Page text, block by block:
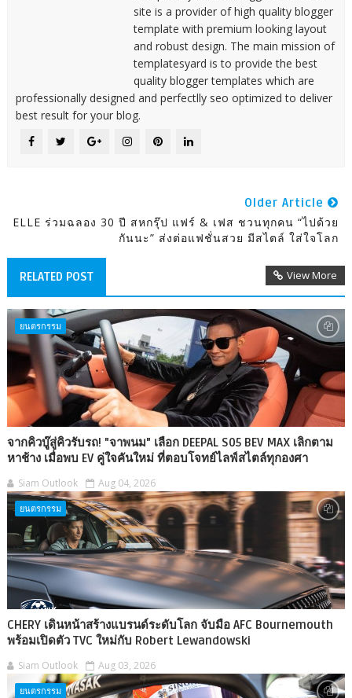
site is a provider of high quality blogger
template with premium looking layout
and robust design. The main mission of
templatesyard is to provide the best
quality blogger templates which are
professionally designed and perfectlly seo optimized to deliver
best result for your blog.
Older Article
ELLE ร่วมฉลอง 30 ปี สหกรุ๊ป แฟร์ & เฟส ชวนทุกคน “ไปด้วย
กันนะ” ส่งต่อแฟชั่นสวย มีสไตล์ ใส่ใจโลก
RELATED POST View More
ยนตรกรรม
จากคิวบู๊สู่คิวรับรถ! "จาพนม" เลือก DEEPAL S05 BEV MAX เลิกตาม
หาช้าง เมื่อพบ EV คู่ใจคันใหม่ ที่ตอบโจทย์ไลฟ์สไตล์ทุกองศา
Siam Outlook Aug 04, 2026
ยนตรกรรม
CHERY เดินหน้าสร้างแบรนด์ระดับโลก จับมือ AFC Bournemouth
พร้อมเปิดตัว TVC ใหม่กับ Robert Lewandowski
Siam Outlook Aug 03, 2026
ยนตรกรรม